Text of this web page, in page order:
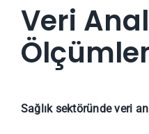
Veri
Sağlık sektöründe veri